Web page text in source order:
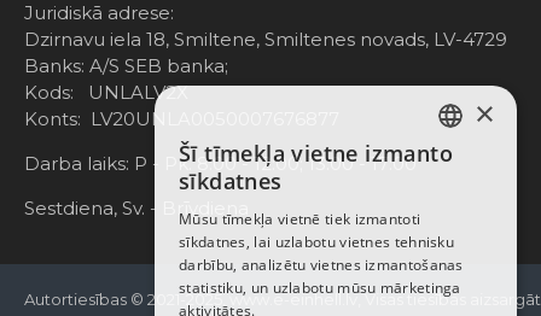
Juridiskā adrese:
Dzirnavu iela 18, Smiltene, Smiltenes novads, LV-4729
Banks: A/S SEB banka;
Kods: UNLALV2X
Konts: LV20UNLA0050007676877
Darba laiks: P - Pk. 8:00 - 12:00; 13:00 - 17:00
Sestdiena, Sv. - Brīvdiena
Autortiesības © 2021-2025, www.e-einhell.lv, Visas tiesības
LATVIAN
ENGLISH
×
Šī tīmekļa vietne izmanto
sīkdatnes
Mūsu tīmekļa vietnē tiek izmantoti
sīkdatnes, lai uzlabotu vietnes tehnisku
darbību, analizētu vietnes izmantošanas
statistiku, un uzlabotu mūsu mārketinga
aktivitātes.